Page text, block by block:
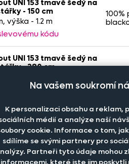
UNI 153 tmavě šedý na
- 150 cm
výška - 1.2 m
kódu
100%
UNI 153 tmavě šedý na
- 280 cm
výška - 1.1 m
kódu
UNI 153 tmavě šedý na
- 150 cm
výška - 1.15 m
kódu
100%
Na vašem soukromí
K personalizaci obsahu a reklam,
médií a analýze naší
cookie. Informace o tom,
sdílíme se svými partnery pro
Partneři tyto údaje mohou